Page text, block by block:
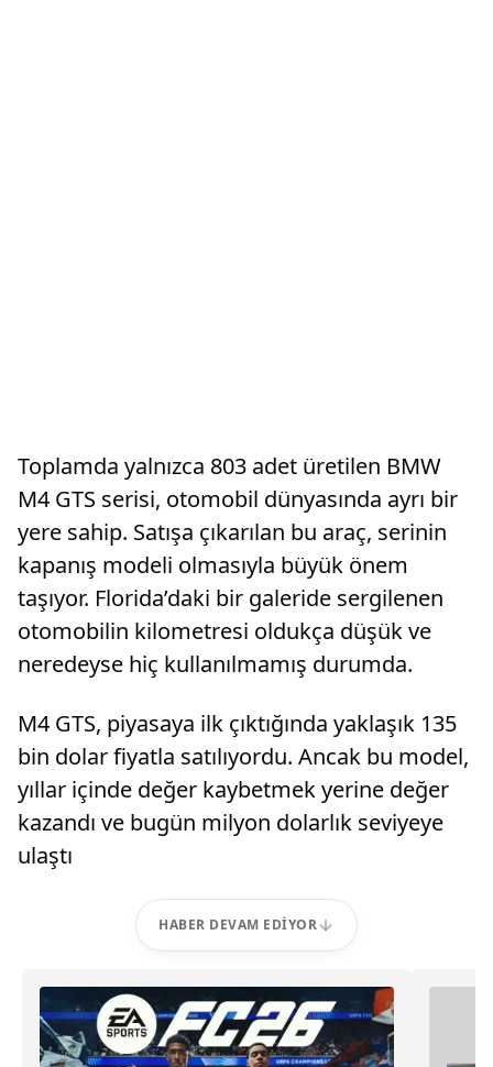
Toplamda yalnızca 803 adet üretilen BMW
M4 GTS serisi, otomobil dünyasında ayrı bir
yere sahip. Satışa çıkarılan bu araç, serinin
kapanış modeli olmasıyla büyük önem
taşıyor. Florida’daki bir galeride sergilenen
otomobilin kilometresi oldukça düşük ve
neredeyse hiç kullanılmamış durumda.
M4 GTS, piyasaya ilk çıktığında yaklaşık 135
bin dolar fiyatla satılıyordu. Ancak bu model,
yıllar içinde değer kaybetmek yerine değer
kazandı ve bugün milyon dolarlık seviyeye
ulaştı
HABER DEVAM EDIYOR